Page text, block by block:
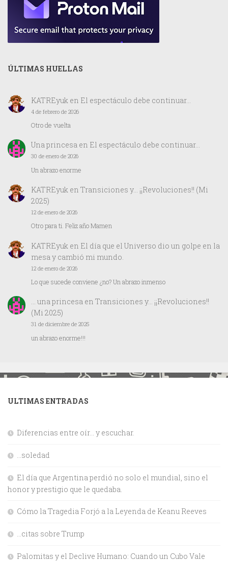
ÚLTIMAS HUELLAS
KATREyuk en El espectáculo debe continuar…
4 de febrero de 2026
Otro de vuelta
Una princesaen El espectáculo debe continuar…
30 de enero de 2026
Un abrazo enorme
KATREyuken Transiciones y… ¡¡Revoluciones!! (Mi
2025)
12 de enero de 2026
Otro para ti. Feliz año Mamen
KATREyuk en El día que el Universo dio un golpe en la
mesa y cambió mi mundo.
12 de enero de 2026
Lo que sucede conviene ¿no? Un abrazo inmenso
… una princesaen Transiciones y… ¡¡Revoluciones!!
(Mi 2025)
31 de diciembre de 2025
un abrazo enorme!!!
ULTIMAS ENTRADAS
Diferencias entre oír… y escuchar.
…soledad
El día que Argentina perdió no solo el mundial, sino el
honor y prestigio que le quedaba.
Cómo la Tragedia Forjó a la Leyenda de Keanu Reeves
…citas sobre Trump
Palomitas y el Declive Humano: Cuando un Cubo Vale